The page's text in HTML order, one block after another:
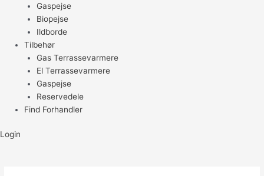
Gaspejse
Biopejse
Ildborde
Tilbehør
Gas Terrassevarmere
El Terrassevarmere
Gaspejse
Reservedele
Find Forhandler
Login